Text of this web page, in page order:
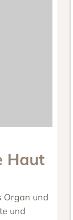
Haut
Organ und
und